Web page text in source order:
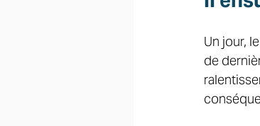
Un jour,
de